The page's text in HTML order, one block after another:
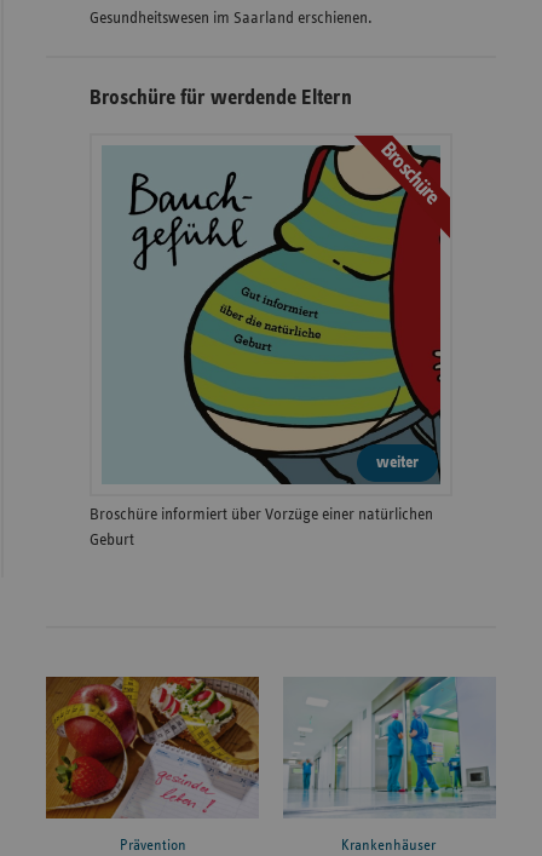
Gesundheitswesen im Saarland erschienen.
Broschüre für werdende Eltern
Broschüre
weiter
Broschüre informiert über Vorzüge einer natürlichen
Geburt
Prävention Krankenhäuser